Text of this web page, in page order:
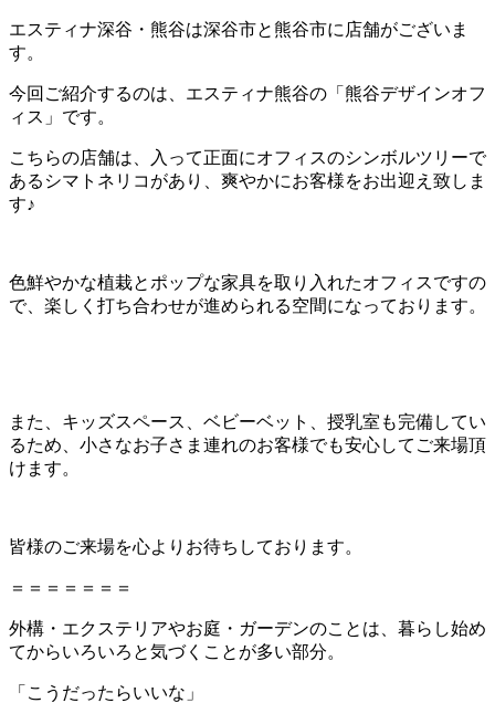
エスティナ深谷・熊谷は深谷市と熊谷市に店舗がございま
す。
今回ご紹介するのは、エスティナ熊谷の「熊谷デザインオフ
ィス」です。
こちらの店舗は、入って正面にオフィスのシンボルツリーで
あるシマトネリコがあり、爽やかにお客様をお出迎え致しま
す♪
色鮮やかな植栽とポップな家具を取り入れたオフィスですの
で、楽しく打ち合わせが進められる空間になっております。
また、キッズスペース、ベビーベット、授乳室も完備してい
るため、小さなお子さま連れのお客様でも安心してご来場頂
けます。
皆様のご来場を心よりお待ちしております。
＝＝＝＝＝＝＝
外構・エクステリアやお庭・ガーデンのことは、暮らし始め
てからいろいろと気づくことが多い部分。
「こうだったらいいな」